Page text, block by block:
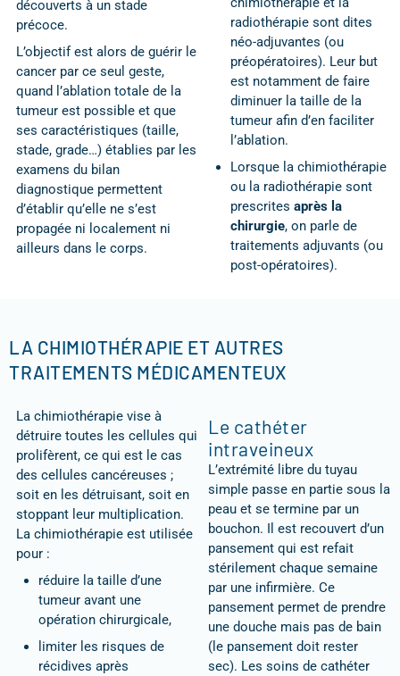
découverts à un stade
précoce.
L’objectif est alors de guérir le
cancer par ce seul geste,
quand l’ablation totale de la
tumeur est possible et que
ses caractéristiques (taille,
stade, grade…) établies par les
examens du bilan
diagnostique permettent
d’établir qu’elle ne s’est
propagée ni localement ni
ailleurs dans le corps.
radiothérapie sont dites
néo-adjuvantes (ou
préopératoires). Leur but
est notamment de faire
diminuer la taille de la
tumeur afin d’en faciliter
l’ablation.
Lorsque la chimiothérapie
ou la radiothérapie sont
prescritesaprès la
chirurgie, on parle de
traitements adjuvants (ou
post-opératoires).
LA CHIMIOTHÉRAPIE ET AUTRES
TRAITEMENTS MÉDICAMENTEUX
La chimiothérapie vise à
détruire toutes les cellules qui
prolifèrent, ce qui est le cas
des cellules cancéreuses ;
soit en les détruisant, soit en
stoppant leur multiplication.
La chimiothérapie est utilisée
pour :
réduire la taille d’une
tumeur avant une
opération chirurgicale,
limiter les risques de
récidives après
Le cathéter
intraveineux
L’extrémité libre du tuyau
simple passe en partie sous la
peau et se termine par un
bouchon. Il est recouvert d’un
pansement qui est refait
stérilement chaque semaine
par une infirmière. Ce
pansement permet de prendre
une douche mais pas de bain
(le pansement doit rester
sec). Les soins de cathéter